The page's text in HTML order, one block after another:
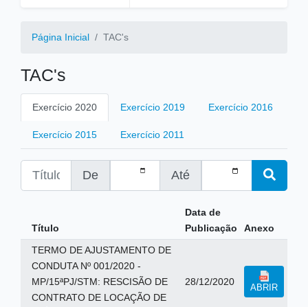
Página Inicial TAC's
TAC's
Exercício 2020 Exercício 2019 Exercício 2016
Exercício 2015 Exercício 2011
De Até
Título
Data de
Publicação
Anexo
TERMO DE AJUSTAMENTO DE
CONDUTA Nº 001/2020 -
MP/15ªPJ/STM: RESCISÃO DE
CONTRATO DE LOCAÇÃO DE
28/12/2020
ABRIR